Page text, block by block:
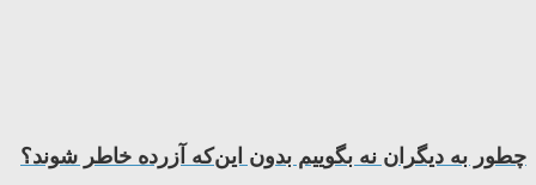
چطور به دیگران نه بگوییم بدون این‌که آزرده خاطر شوند؟